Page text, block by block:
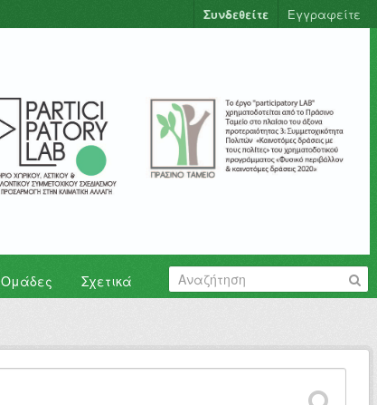
Συνδεθείτε Εγγραφείτε
Ομάδες Σχετικά